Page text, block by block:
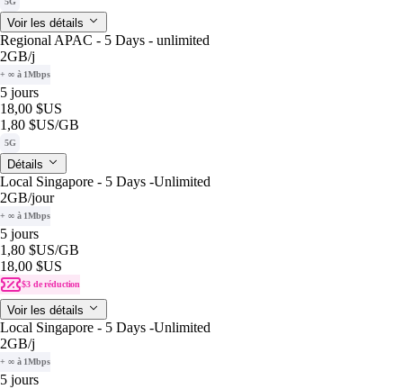
Voir les détails
Regional APAC - 5 Days - unlimited
2GB/j
+ ∞ à 1Mbps
5 jours
18,00 $US
1,80 $US/GB
5G
Détails
Local Singapore - 5 Days -Unlimited
2GB/jour
+ ∞ à 1Mbps
5 jours
1,80 $US/GB
18,00 $US
$3 de réduction
Voir les détails
Local Singapore - 5 Days -Unlimited
2GB/j
+ ∞ à 1Mbps
5 jours